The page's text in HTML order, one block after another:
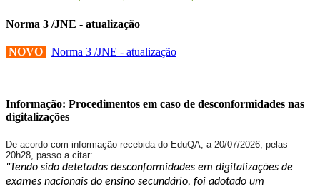
Norma 3 /JNE - atualização
NOVO
Norma 3 /JNE - atualização
Informação: Procedimentos em caso de desconformidades nas
digitalizações
De acordo com informação recebida do EduQA, a 20/07/2026, pelas
20h28, passo a citar:
"Tendo sido detetadas desconformidades em digitalizações de
exames nacionais do ensino secundário, foi adotado um